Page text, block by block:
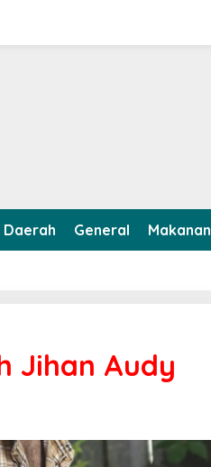
Daerah General Makanan
Jihan Audy